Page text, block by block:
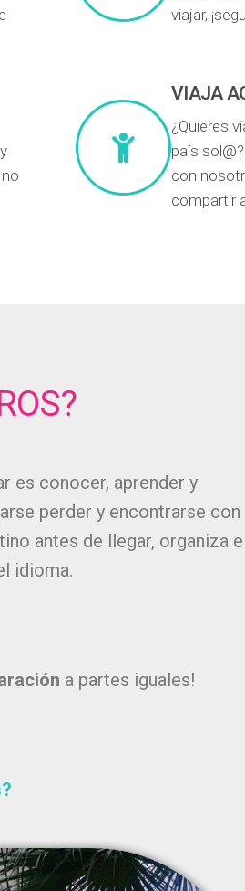
viajar,
VIAJA
¿Quieres
país
con
compartir
es conocer, aprender y
perder y encontrarse con
antes de llegar, organiza
idioma.
a partes iguales!